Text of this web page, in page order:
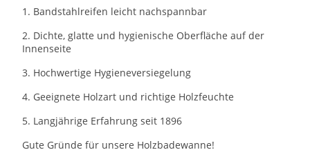
1. Bandstahlreifen leicht nachspannbar
2. Dichte, glatte und hygienische Oberfläche auf der
Innenseite
3. Hochwertige Hygieneversiegelung
4. Geeignete Holzart und richtige Holzfeuchte
5. Langjährige Erfahrung seit 1896
Gute Gründe für unsere Holzbadewanne!